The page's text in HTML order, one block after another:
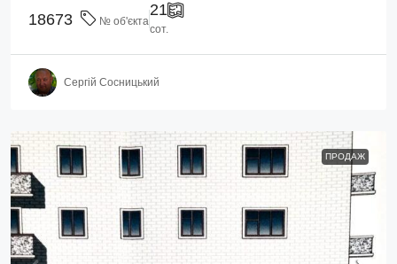
18673 № об'єкта
21
сот.
Сергій Сосницький
ПРОДАЖ